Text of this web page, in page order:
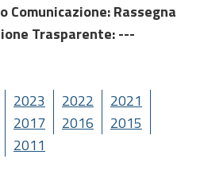
Comunicazione: Rassegna
Trasparente: ---
2023 2022
2021
2017 2016
2015
2011